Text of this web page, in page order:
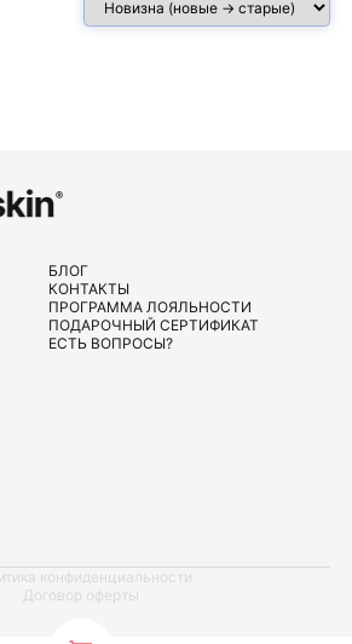
БЛОГ
КОНТАКТЫ
ПРОГРАММА ЛОЯЛЬНОСТИ
ПОДАРОЧНЫЙ СЕРТИФИКАТ
ЕСТЬ ВОПРОСЫ?
конфиденциальности
Договор оферты